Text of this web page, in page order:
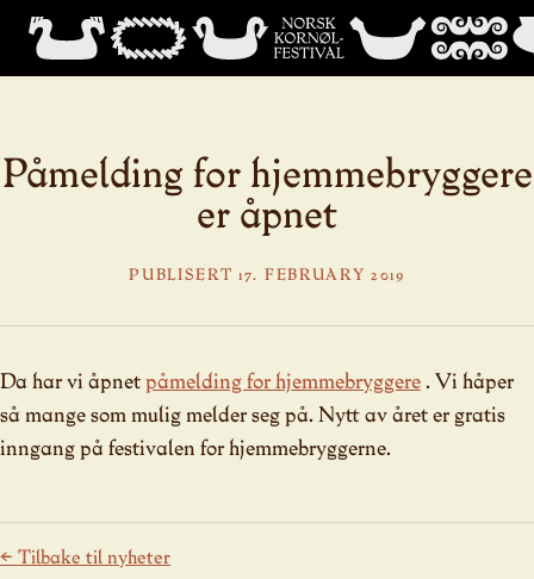
Påmelding for hjemmebryggere
er åpnet
PUBLISERT 17. FEBRUARY 2019
Da har vi åpnetpåmelding for hjemmebryggere. Vi håper
så mange som mulig melder seg på. Nytt av året er gratis
inngang på festivalen for hjemmebryggerne.
← Tilbake til nyheter